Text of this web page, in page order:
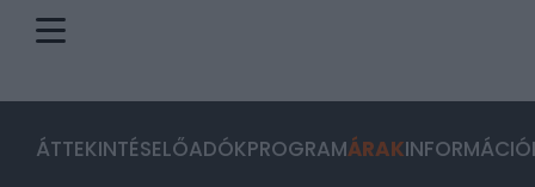
ÁTTEKINTÉSELŐADÓKPROGRAMÁRAK